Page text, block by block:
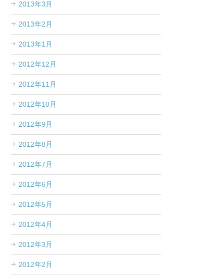
2013年3月
2013年2月
2013年1月
2012年12月
2012年11月
2012年10月
2012年9月
2012年8月
2012年7月
2012年6月
2012年5月
2012年4月
2012年3月
2012年2月